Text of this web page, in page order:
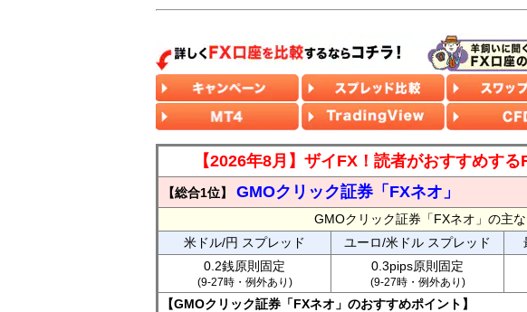
【2026年8月】ザイFX！読者がおすすめする
【総合1位】 GMOクリック証券「FXネオ」
GMOクリック証券「FXネオ」の主
米ドル/円 スプレッド
ユーロ/米ドル スプレッド
0.2銭原則固定
(9-27時・例外あり)
0.3pips原則固定
(9-27時・例外あり)
【GMOクリック証券「FXネオ」のおすすめポイント】